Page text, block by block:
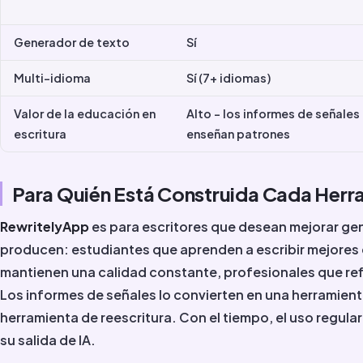
Generador de texto Sí
Multi-idioma Sí (7+ idiomas)
Valor de la educación en
escritura
Alto - los informes de señales
enseñan patrones
Para Quién Está Construida Cada
RewritelyAppes para escritores que desean mejorar
producen: estudiantes que aprenden a escribir
mantienen una calidad constante, profesionales que
Los informes de señales lo convierten en una
herramienta de reescritura. Con el tiempo, el uso
su salida de IA.